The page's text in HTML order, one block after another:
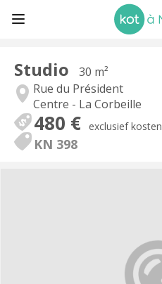
Studio
30 m²
Rue du Président
Centre - La Corbeille
480 € exclusief kosten
KN 398